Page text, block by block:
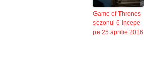
Game of Thrones
sezonul 6 incepe
pe 25 aprilie 2016